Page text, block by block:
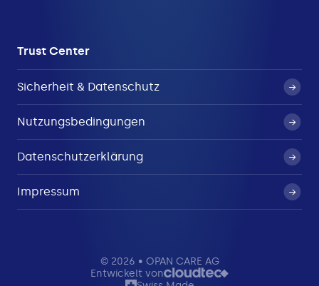
Trust Center
Sicherheit & Datenschutz
Nutzungsbedingungen
Datenschutzerklärung
Impressum
© 2026 • OPAN CARE AG
Entwickelt von